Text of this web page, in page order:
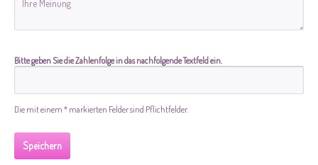
Bitte geben Sie die Zahlenfolge in das nachfolgende Textfeld ein.
Die mit einem * markierten Felder sind Pflichtfelder.
Speichern